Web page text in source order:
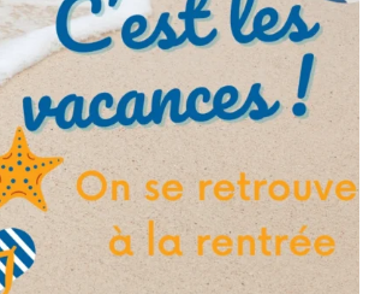
plus Suivre sur Instagram
l’Isep via la taxe d’apprentissage 2026
ensemble à former les générations
de demain. 🙏
!
2026 : avec l'Isep, investissez pour
au service de l'humain !
formons des ingénieurs, des bachelors, des
qui allient excellence technologique et
au cœur de notre pro